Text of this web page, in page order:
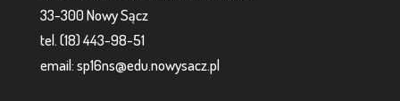
33-300 Nowy Sącz
tel. (18) 443-98-51
email: sp16ns@edu.nowysacz.pl